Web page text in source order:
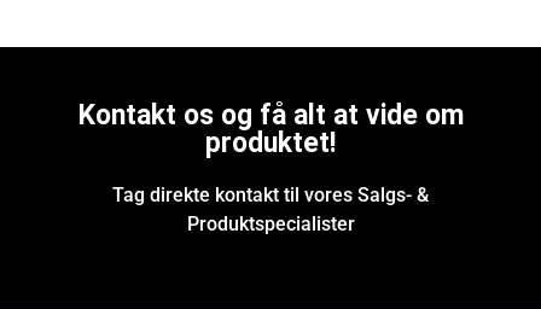
Kontakt os og få alt at vide om
produktet!
Tag direkte kontakt til vores Salgs- &
Produktspecialister